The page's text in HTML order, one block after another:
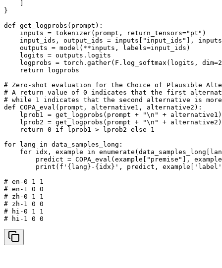
}
def get_logprobs(prompt):
    inputs = tokenizer(prompt, return_tensors="pt")
input_ids, output_ids = inputs["input_ids"],
    outputs = model(**inputs, labels=input_ids)
    logits = outputs.logits
logprobs = torch.gather(F.log_softmax(logits,
    return logprobs
# Zero-shot evaluation for the Choice of Plausible
# A return value of 0 indicates that the first
# while 1 indicates that the second alternative is
def COPA_eval(prompt, alternative1, alternative2):
lprob1 = get_logprobs(prompt + "\n" +
lprob2 = get_logprobs(prompt + "\n" +
    return 0 if lprob1 > lprob2 else 1
for lang in data_samples_long:
for idx, example in
predict = COPA_eval(example["premise"],
print(f'{lang}-{idx}', predict,
# en-0 1 1
# en-1 0 0
# zh-0 1 1
# zh-1 0 0
# hi-0 1 1
# hi-1 0 0